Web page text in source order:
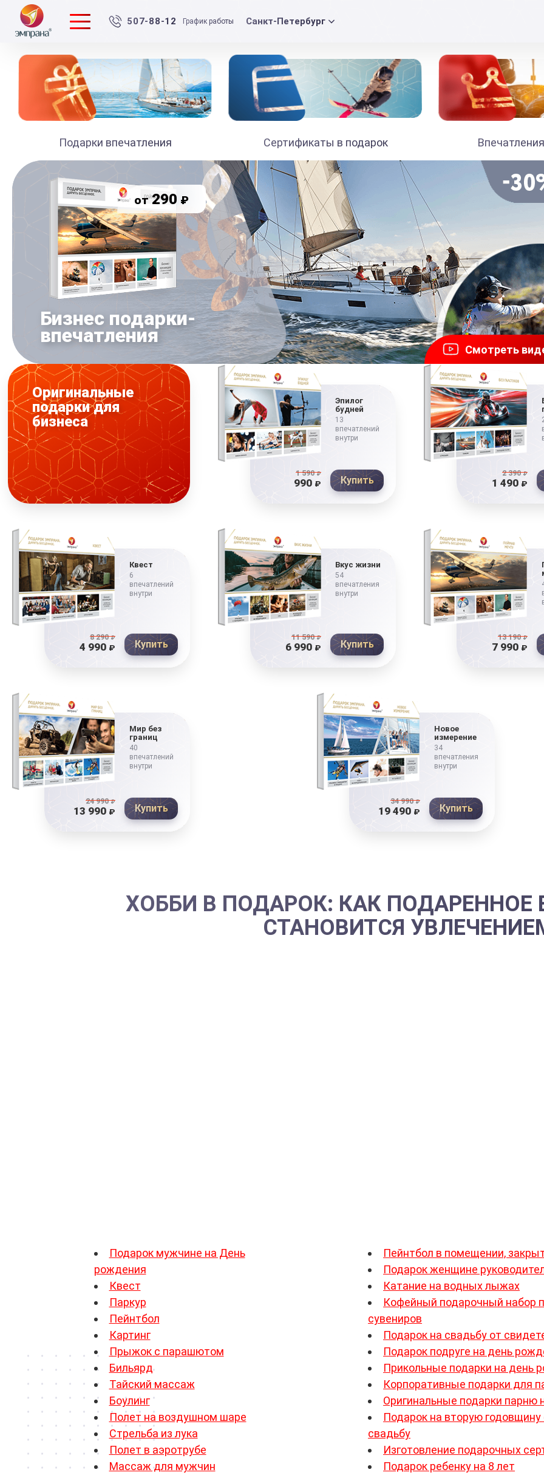
507-88-12 График работы Санкт-Петербург
Подарки впечатления Сертификаты в подарок
Смотреть
от290 ₽
Бизнес подарки-
впечатления
Оригинальные
подарки для
бизнеса
Эпилог
будней
13
впечатлений
внутри
1 590₽
990 ₽ Купить
2 390₽
1 490 ₽
Квест
6
впечатлений
внутри
8 290₽
4 990 ₽ Купить
Вкус жизни
54
впечатления
внутри
11 590₽
6 990 ₽ Купить
13 190₽
7 990 ₽
Мир без
границ
40
впечатлений
внутри
24 990₽
13 990 ₽ Купить
Новое
измерение
34
впечатления
внутри
34 990₽
19 490 ₽ Купить
ХОББИ В ПОДАРОК: КАК ПОДАРЕННОЕ
СТАНОВИТСЯ
, сотрудники
через два года их начальник станет так хорош в новом увлечении, что
Впечатление – беспроигрышный подарок на День Рождения начальнику, ведь
Подарок мужчине на День
рождения
Квест
Паркур
Пейнтбол
Картинг
Прыжок с парашютом
Бильярд
Тайский массаж
Боулинг
Полет на воздушном шаре
Стрельба из лука
Полет в аэротрубе
Массаж для мужчин
Пейнтбол в помещении,
Подарок женщине
Катание на водных лыжах
Кофейный подарочный набор
сувениров
Подарок на свадьбу от
Подарок подруге на день
Прикольные подарки на день
Корпоративные подарки для
Оригинальные подарки парню
Подарок на вторую
свадьбу
Изготовление подарочных
Подарок ребенку на 8 лет